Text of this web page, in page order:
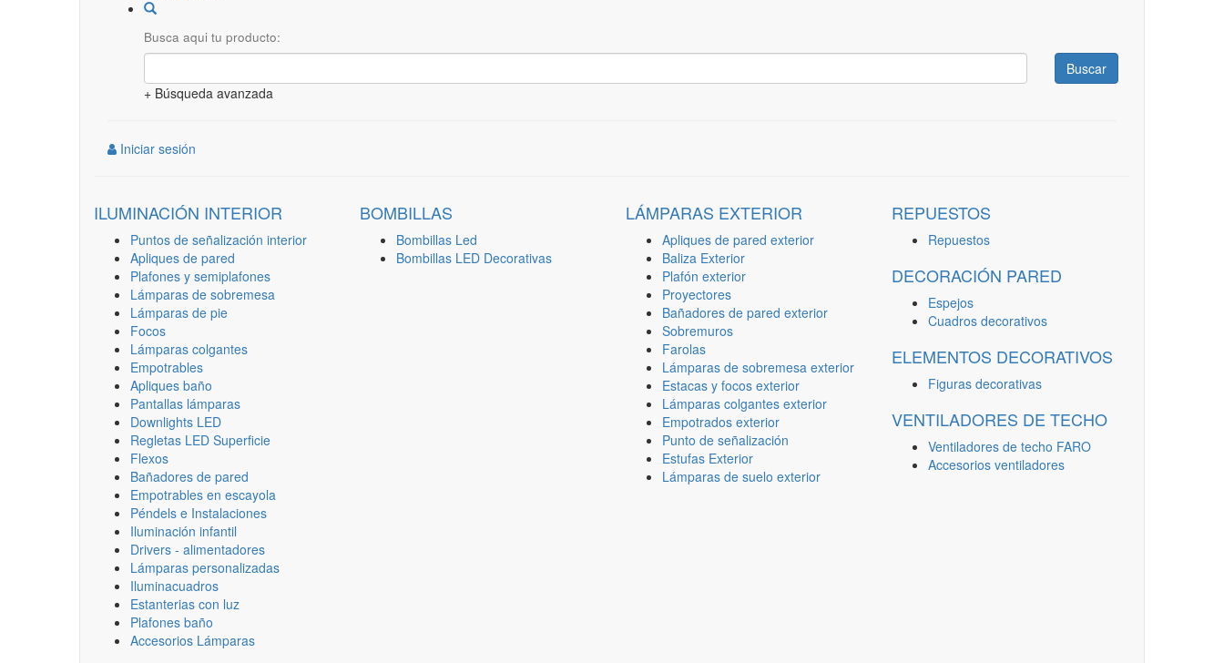
Busca aqui tu producto:
Buscar
+ Búsqueda avanzada
Iniciar sesión
ILUMINACIÓN INTERIOR
Puntos de señalización interior
Apliques de pared
Plafones y semiplafones
Lámparas de sobremesa
Lámparas de pie
Focos
Lámparas colgantes
Empotrables
Apliques baño
Pantallas lámparas
Downlights LED
Regletas LED Superficie
Flexos
Bañadores de pared
Empotrables en escayola
Péndels e Instalaciones
Iluminación infantil
Drivers - alimentadores
Lámparas personalizadas
Iluminacuadros
Estanterias con luz
Plafones baño
Accesorios Lámparas
BOMBILLAS
Bombillas Led
Bombillas LED Decorativas
LÁMPARAS EXTERIOR
Apliques de pared exterior
Baliza Exterior
Plafón exterior
Proyectores
Bañadores de pared exterior
Sobremuros
Farolas
Lámparas de sobremesa exterior
Estacas y focos exterior
Lámparas colgantes exterior
Empotrados exterior
Punto de señalización
Estufas Exterior
Lámparas de suelo exterior
REPUESTOS
Repuestos
DECORACIÓN PARED
Espejos
Cuadros decorativos
ELEMENTOS DECORATIVOS
Figuras decorativas
VENTILADORES DE TECHO
Ventiladores de techo FARO
Accesorios ventiladores